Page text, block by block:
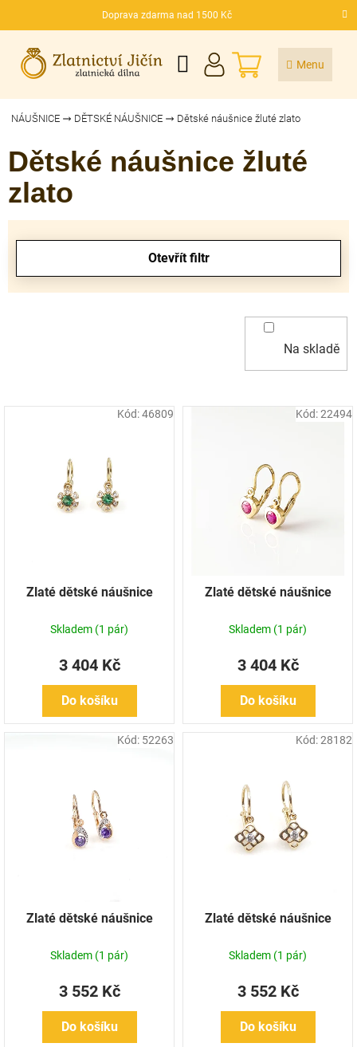
Doprava zdarma nad 1500 Kč
CZK
NÁKUPNÍ
KOŠÍK
NÁUŠNICE DĚTSKÉ NÁUŠNICE Dětské náušnice žluté zlato
Dětské náušnice žluté
zlato
Na skladě
Otevřít filtr
s
k
Zlaté dětské náušnice
Skladem (1 pár)
3 404 Kč
Do košíku
Kód:46809
Zlaté dětské náušnice
Skladem (1 pár)
3 404 Kč
Do košíku
Kód:22494
Zlaté dětské náušnice
Skladem (1 pár)
3 552 Kč
Do košíku
Kód: 52263
Zlaté dětské náušnice
Skladem (1 pár)
3 552 Kč
Do košíku
Kód:28182